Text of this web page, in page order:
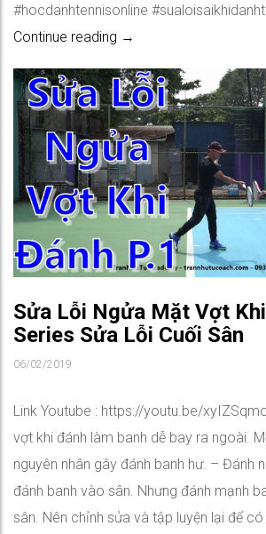
#hocdanhtennisonline
Continue reading Bài 2 Bổ Trợ Tập Mặt
→
Sửa Lỗi Ngửa Mặt Vợt
Series Sửa Lỗi Cuối Sân
06/02/2019
Link Youtube : https://youtu.be/
vợt khi đánh làm banh dễ bay ra ngoài.
nguyên nhân gây đánh banh hư. – Đánh
đánh banh vào sân. Nhưng đánh mạnh
sân. Nên chỉnh sửa và tập luyện lại để